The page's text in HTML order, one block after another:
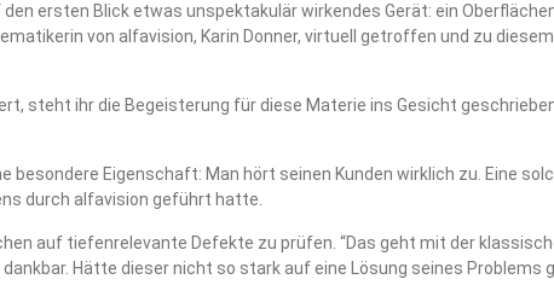
ersten Blick etwas unspektakulär wirkendes Gerät: ein
von alfavision, Karin Donner, virtuell getroffen und zu
steht ihr die Begeisterung für diese Materie ins Gesicht
besondere Eigenschaft: Man hört seinen Kunden wirklich zu. Eine
durch alfavision geführt hatte.
auf tiefenrelevante Defekte zu prüfen. “Das geht mit der
Hätte dieser nicht so stark auf eine Lösung seines Problems